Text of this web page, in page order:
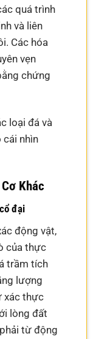
quá trình
và liên
Các hóa
vẹn
chứng
loại đá và
cái nhìn
Khác
đại
động vật,
của thực
trầm tích
lượng
xác thực
lòng đất
từ động